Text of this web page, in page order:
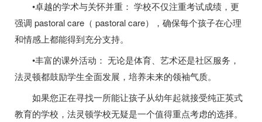
•卓越的学术与关怀并重： 学校不仅注重考试成绩，更
强调 pastoral care（ pastoral care），确保每个孩子在心理
和情感上都能得到充分支持。
•丰富的课外活动： 无论是体育、艺术还是社区服务，
法灵顿都鼓励学生全面发展，培养未来的领袖气质。
如果您正在寻找一所能让孩子从幼年起就接受纯正英式
教育的学校，法灵顿学校无疑是一个值得重点考虑的选择。